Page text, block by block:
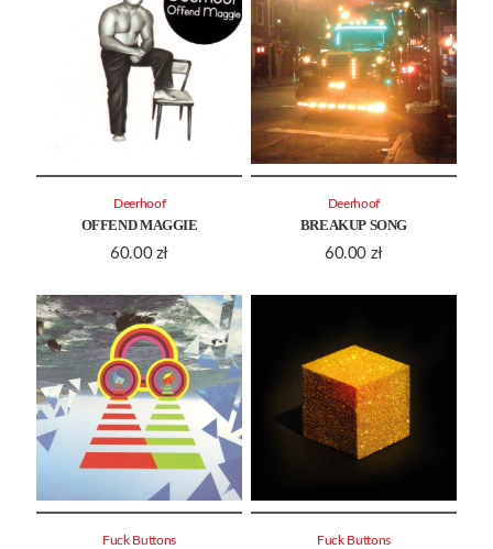
OFFEND MAGGIE
60.00 zł
Deerhoof
BREAKUP SONG
60.00 zł
Deerhoof
Fuck Buttons Fuck Buttons